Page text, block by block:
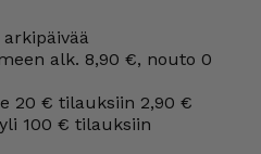
alk. 8,90 €, nouto 0
20 € tilauksiin 2,90 €
yli 100 € tilauksiin